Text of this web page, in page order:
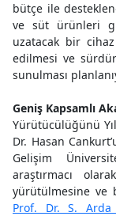
bütçe ile
ve süt ürünleri
uzatacak bir
edilmesi ve
sunulması
Geniş Kapsamlı
Yürütücülüğünü
Dr. Hasan
Gelişim
araştırmacı
yürütülmesine ve
Prof. Dr. S. Arda